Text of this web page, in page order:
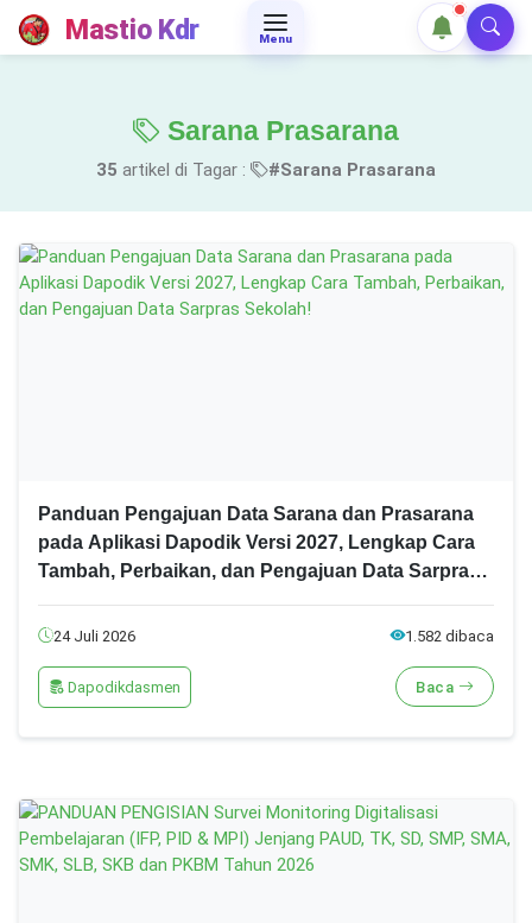
Mastio Kdr Menu
Sarana Prasarana
35 artikel di Tagar : #Sarana Prasarana
Panduan Pengajuan Data Sarana dan Prasarana
pada Aplikasi Dapodik Versi 2027, Lengkap Cara
Tambah, Perbaikan, dan Pengajuan Data Sarpras
24 Juli 2026 1.582 dibaca
Dapodikdasmen Baca